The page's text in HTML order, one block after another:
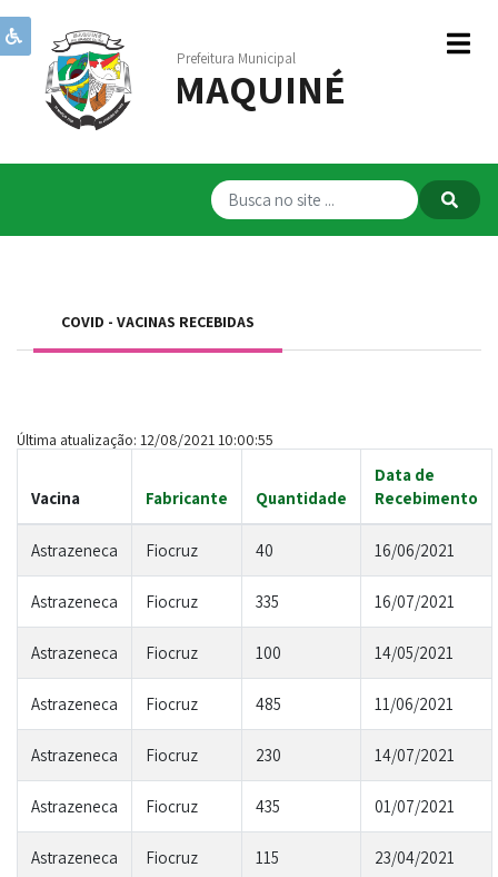
Prefeitura Municipal
MAQUINÉ
Institucional
Governo
ServiçosCOVID - VACINAS RECEBIDAS
Última atualização: 12/08/2021 10:00:55
Vacina Fabricante Quantidade
Data de
Recebimento
Astrazeneca Fiocruz 40 16/06/2021
Astrazeneca Fiocruz 335 16/07/2021
Astrazeneca Fiocruz 100 14/05/2021
Astrazeneca Fiocruz 485 11/06/2021
Astrazeneca Fiocruz 230 14/07/2021
Astrazeneca Fiocruz 435 01/07/2021
Astrazeneca Fiocruz 115 23/04/2021